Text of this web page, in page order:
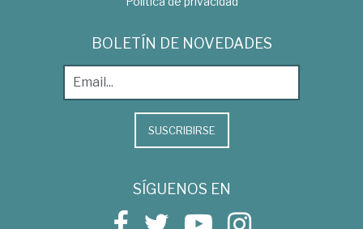
BOLETÍN DE NOVEDADES
SUSCRIBIRSE
SÍGUENOS EN